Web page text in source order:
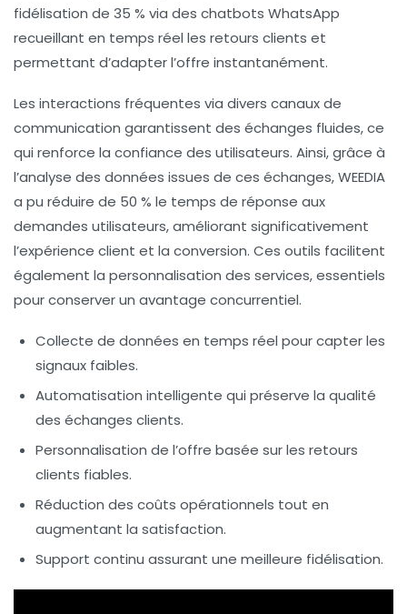
fidélisation de 35 % via des chatbots WhatsApp
recueillant en temps réel les retours clients et
permettant d’adapter l’offre instantanément.
Les interactions fréquentes via divers canaux de
communication garantissent des échanges fluides, ce
qui renforce la confiance des utilisateurs. Ainsi, grâce à
l’analyse des données issues de ces échanges, WEEDIA
a pu réduire de 50 % le temps de réponse aux
demandes utilisateurs, améliorant significativement
l’expérience client et la conversion. Ces outils facilitent
également la personnalisation des services, essentiels
pour conserver un avantage concurrentiel.
Collecte de données en temps réel pour capter les
signaux faibles.
Automatisation intelligente qui préserve la qualité
des échanges clients.
Personnalisation de l’offre basée sur les retours
clients fiables.
Réduction des coûts opérationnels tout en
augmentant la satisfaction.
Support continu assurant une meilleure fidélisation.